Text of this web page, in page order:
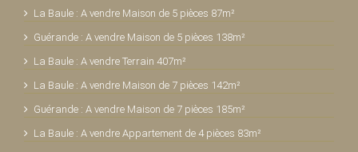
La Baule : A vendre Maison de 5 pièces 87m²
Guérande : A vendre Maison de 5 pièces 138m²
La Baule : A vendre Terrain 407m²
La Baule : A vendre Maison de 7 pièces 142m²
Guérande : A vendre Maison de 7 pièces 185m²
La Baule : A vendre Appartement de 4 pièces 83m²